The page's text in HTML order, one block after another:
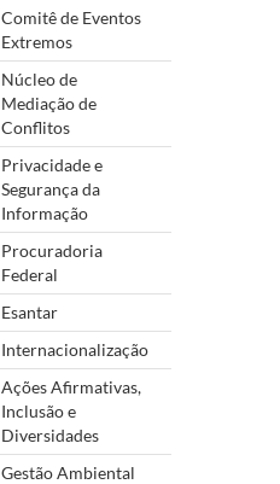
Comitê de Eventos
Extremos
Núcleo de
Mediação de
Conflitos
Privacidade e
Segurança da
Informação
Procuradoria
Federal
Esantar
Internacionalização
Ações Afirmativas,
Inclusão e
Diversidades
Gestão Ambiental